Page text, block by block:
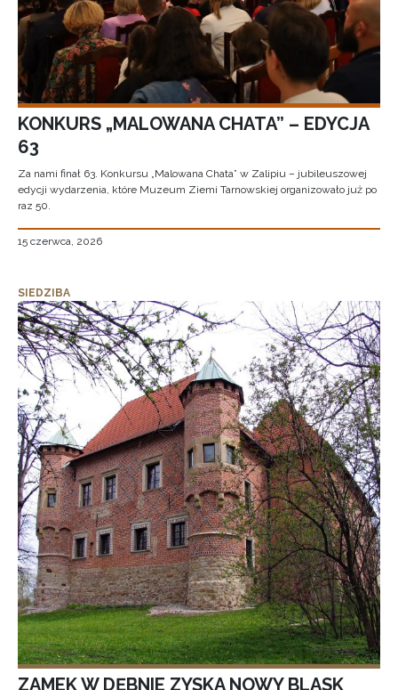
KONKURS „MALOWANA CHATA” – EDYCJA
63
Za nami finał 63. Konkursu „Malowana Chata” w Zalipiu – jubileuszowej
edycji wydarzenia, które Muzeum Ziemi Tarnowskiej organizowało już po
raz 50.
15 czerwca, 2026
SIEDZIBA
ZAMEK W DĘBNIE ZYSKA NOWY BLASK